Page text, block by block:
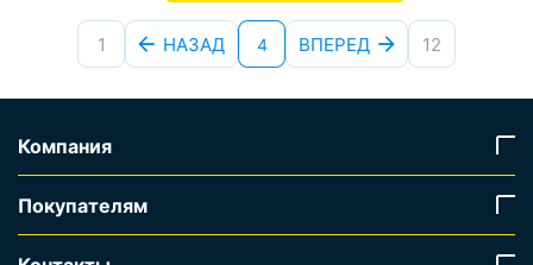
1 НАЗАД 4 ВПЕРЕД 12
Компания
Покупателям